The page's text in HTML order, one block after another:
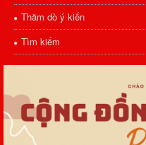
Thăm dò ý kiến
Tìm kiếm